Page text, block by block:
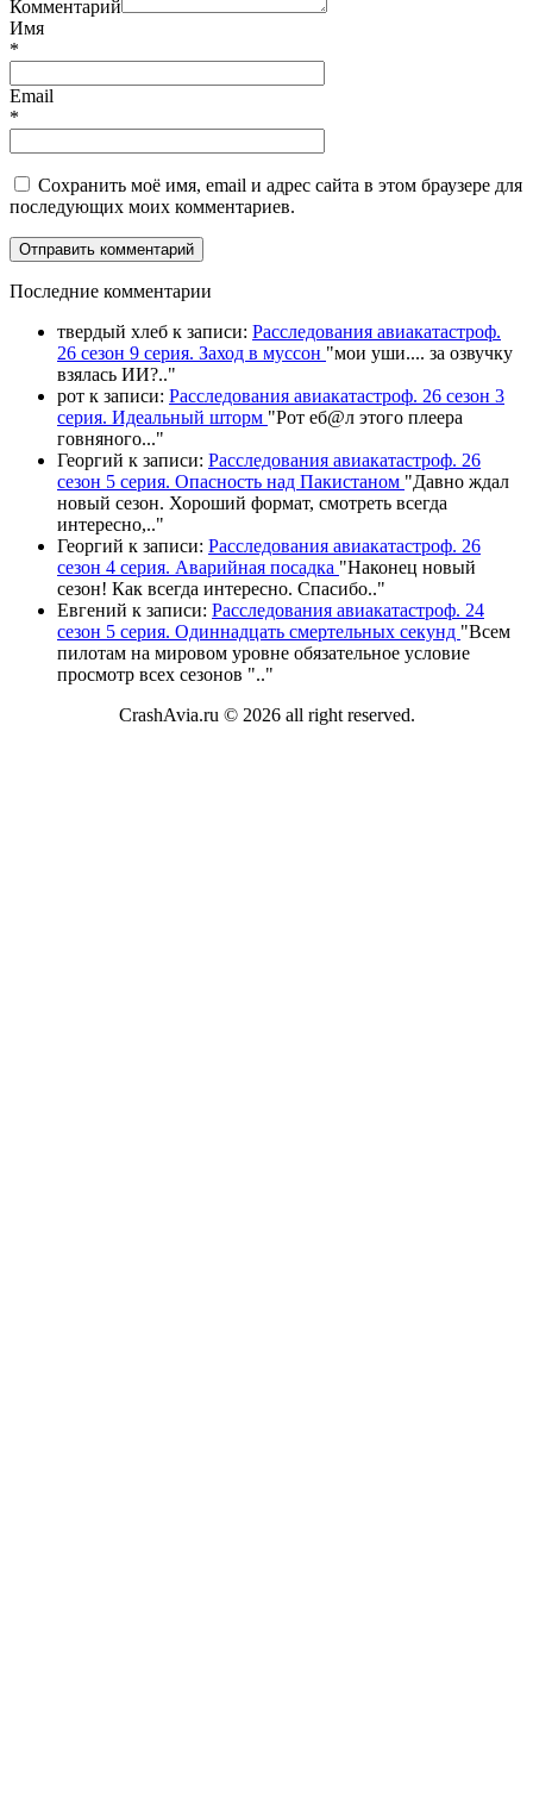
Комментарий
Имя
*
Email
*
Сохранить моё имя, email и адрес сайта в этом браузере для
последующих моих комментариев.
Последние комментарии
твердый хлеб к записи: Расследования авиакатастроф.
26 сезон 9 серия. Заход в муссон "мои уши.... за озвучку
взялась ИИ?.."
рот к записи: Расследования авиакатастроф. 26 сезон 3
серия. Идеальный шторм "Рот еб@л этого плеера
говняного..."
Георгий к записи: Расследования авиакатастроф. 26
сезон 5 серия. Опасность над Пакистаном "Давно ждал
новый сезон. Хороший формат, смотреть всегда
интересно,.."
Георгий к записи: Расследования авиакатастроф. 26
сезон 4 серия. Аварийная посадка "Наконец новый
сезон! Как всегда интересно. Спасибо.."
Евгений к записи: Расследования авиакатастроф. 24
сезон 5 серия. Одиннадцать смертельных секунд "Всем
пилотам на мировом уровне обязательное условие
просмотр всех сезонов ".."
CrashAvia.ru © 2026 all right reserved.